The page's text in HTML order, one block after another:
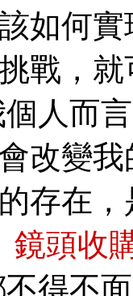
如何
戰，
人而
改變
存在
鏡頭收
得不